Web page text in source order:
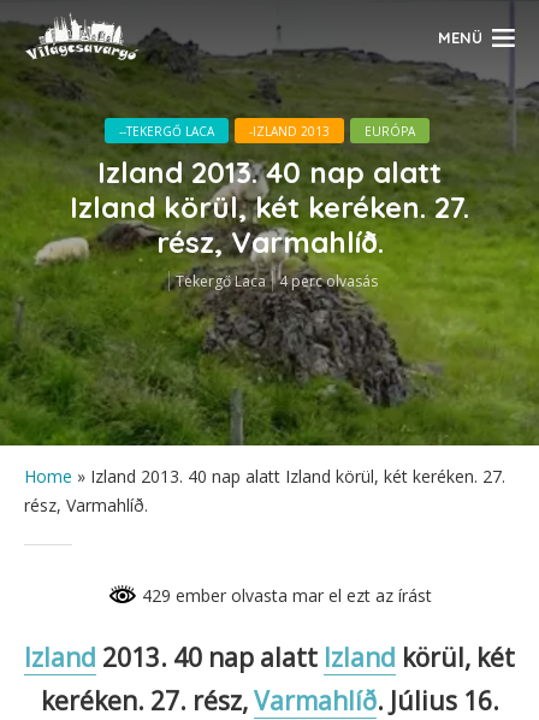
MENÜ
--TEKERGŐ LACA -IZLAND 2013 EURÓPA
Izland 2013. 40 nap alatt
Izland körül, két keréken. 27.
rész, Varmahlíð.
Tekergő Laca 4 perc olvasás
Home » Izland 2013. 40 nap alatt Izland körül, két keréken. 27.
rész, Varmahlíð.
429 ember olvasta mar el ezt az írást
Izland 2013. 40 nap alatt Izland körül, két
keréken. 27. rész,Varmahlíð. Július 16.